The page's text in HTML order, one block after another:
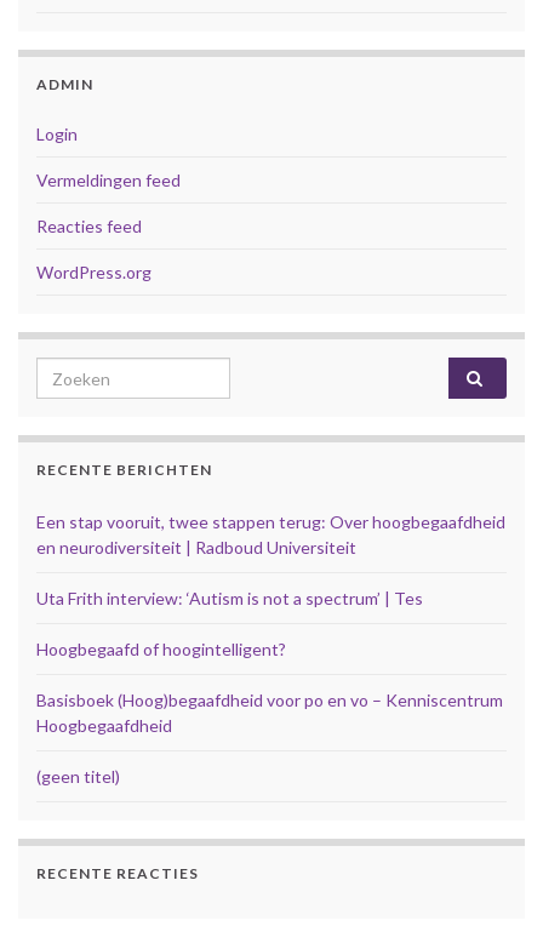
ADMIN
Login
Vermeldingen feed
Reacties feed
WordPress.org
Search for:
RECENTE BERICHTEN
Een stap vooruit, twee stappen terug: Over hoogbegaafdheid
en neurodiversiteit | Radboud Universiteit
Uta Frith interview: ‘Autism is not a spectrum’ | Tes
Hoogbegaafd of hoogintelligent?
Basisboek (Hoog)begaafdheid voor po en vo – Kenniscentrum
Hoogbegaafdheid
(geen titel)
RECENTE REACTIES